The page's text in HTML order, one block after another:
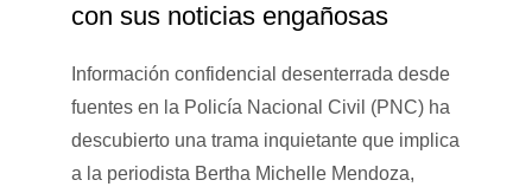
con sus noticias engañosas
Información confidencial desenterrada desde
fuentes en la Policía Nacional Civil (PNC) ha
descubierto una trama inquietante que implica
a la periodista Bertha Michelle Mendoza,